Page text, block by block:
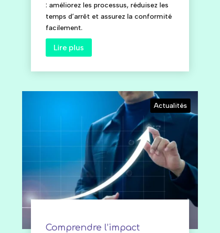
: améliorez les processus, réduisez les
temps d’arrêt et assurez la conformité
facilement.
Lire plus
Actualités
Comprendre l’impact